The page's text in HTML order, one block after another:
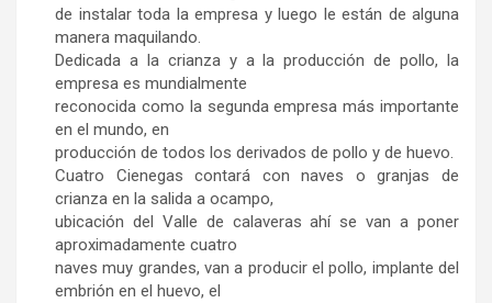
de instalar toda la empresa y luego le están de alguna
manera maquilando.
Dedicada a la crianza y a la producción de pollo, la
empresa es mundialmente
reconocida como la segunda empresa más importante
en el mundo, en
producción de todos los derivados de pollo y de huevo.
Cuatro Cienegas contará con naves o granjas de
crianza en la salida a ocampo,
ubicación del Valle de calaveras ahí se van a poner
aproximadamente cuatro
naves muy grandes, van a producir el pollo, implante del
embrión en el huevo, el